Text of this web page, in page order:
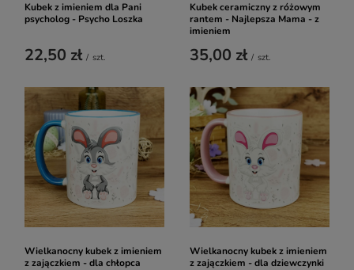
Kubek z imieniem dla Pani
psycholog - Psycho Loszka
22,50 zł / szt.
Kubek ceramiczny z różowym
rantem - Najlepsza Mama - z
imieniem
35,00 zł / szt.
Wielkanocny kubek z imieniem
z zajączkiem - dla chłopca
Wielkanocny kubek z imieniem
z zajączkiem - dla dziewczynki